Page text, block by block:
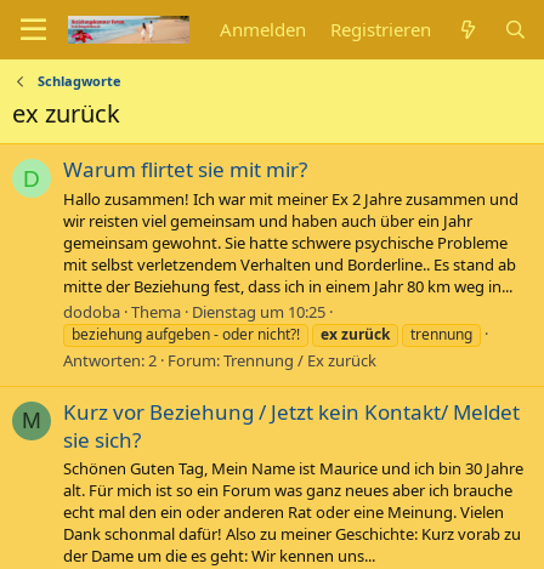
Anmelden Registrieren
Schlagworte
ex zurück
D Warum flirtet sie mit mir?
Hallo zusammen! Ich war mit meiner Ex 2 Jahre zusammen und
wir reisten viel gemeinsam und haben auch über ein Jahr
gemeinsam gewohnt. Sie hatte schwere psychische Probleme
mit selbst verletzendem Verhalten und Borderline.. Es stand ab
mitte der Beziehung fest, dass ich in einem Jahr 80 km weg in...
dodoba Thema Dienstag um 10:25
beziehung aufgeben - oder nicht?! exzurück trennung
Antworten: 2 Forum:Trennung / Ex zurück
M
Kurz vor Beziehung / Jetzt kein Kontakt/ Meldet
sie sich?
Schönen Guten Tag, Mein Name ist Maurice und ich bin 30 Jahre
alt. Für mich ist so ein Forum was ganz neues aber ich brauche
echt mal den ein oder anderen Rat oder eine Meinung. Vielen
Dank schonmal dafür! Also zu meiner Geschichte: Kurz vorab zu
der Dame um die es geht: Wir kennen uns...